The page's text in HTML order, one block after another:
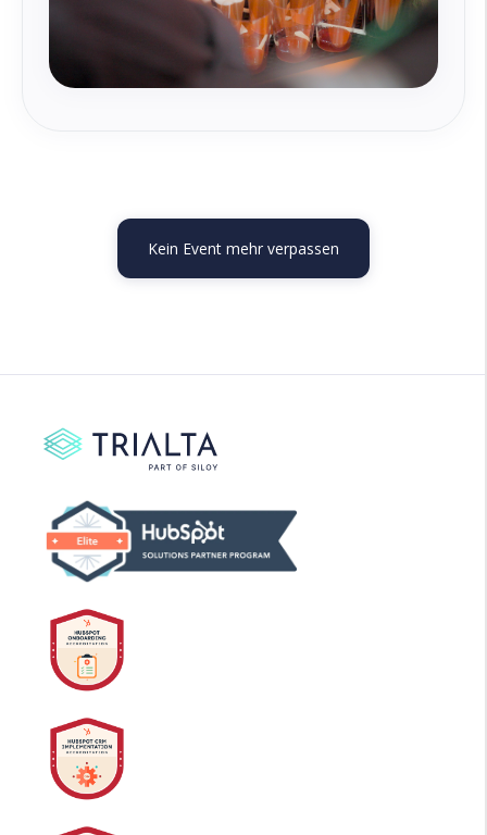
Kein Event mehr verpassen